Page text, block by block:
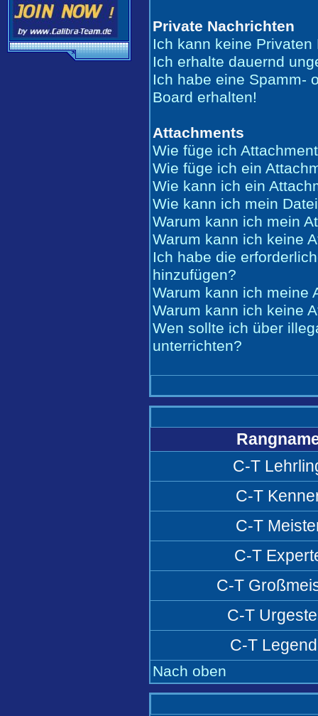
Private Nachrichten
Ich kann keine
Ich erhalte dauernd
Ich habe eine Spamm-
Board erhalten!
Attachments
Wie füge ich
Wie füge ich ein
Wie kann ich ein
Wie kann ich mein
Warum kann ich mein
Warum kann ich keine
Ich habe die
hinzufügen?
Warum kann ich meine
Warum kann ich keine
Wen sollte ich über
unterrichten?
C-T
C-T
C-T
C-T
C-T
C-T
C-T
Nach oben